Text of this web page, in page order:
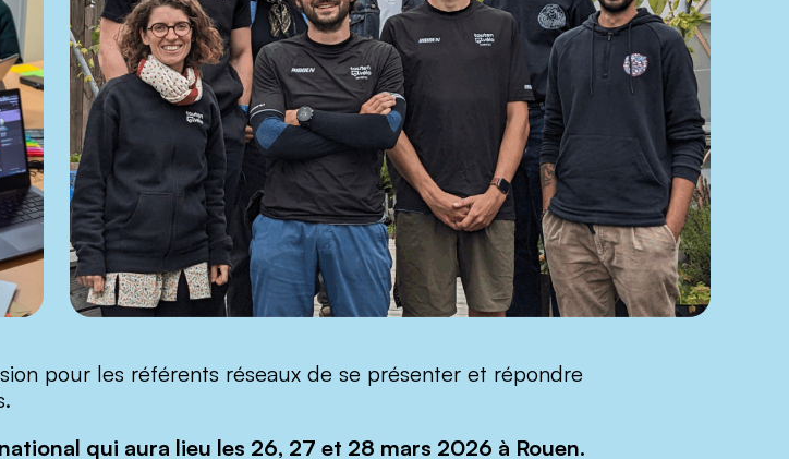
pour les référents réseaux de se présenter et répondre
qui aura lieu les 26, 27 et 28 mars 2026 à Rouen.